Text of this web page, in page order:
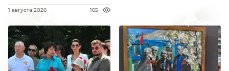
1 августа 2026 165